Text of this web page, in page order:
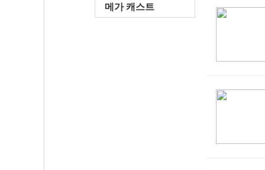
메가 캐스트